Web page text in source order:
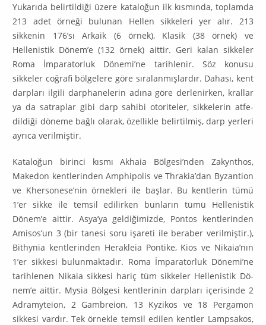
Yukarıda belirtildiği üzere kataloğun ilk kısmında, toplamda
213 adet ör­ne­ği bulunan Hellen sikkeleri yer alır. 213
sikkenin 176’sı Arkaik (6 örnek), Klasik (38 örnek) ve
Hellenistik Dönem’e (132 örnek) aittir. Geri kalan sikkeler
Roma İmparatorluk Dönemi’ne tarihlenir. Söz konusu
sikkeler coğrafi bölge­lere göre sıralanmışlardır. Dahası, kent
darpları ilgili darphanelerin adına gö­re derlenirken, krallar
ya da satraplar gibi darp sahibi otoriteler, sikkelerin at­fe­
dildiği döneme bağlı olarak, özellikle belirtilmiş, darp yerleri
ayrıca veril­miştir.
Kataloğun birinci kısmı Akhaia Bölgesi’nden Zakynthos,
Makedon kentle­rinden Amphipolis ve Thrakia’dan Byzantion
ve Khersonese’nin örnekleri ile başlar. Bu kentlerin tümü
1’er sikke ile temsil edilirken bunların tümü Hel­lenistik
Dönem’e aittir. Asya’ya geldiğimizde, Pontos kentlerinden
Amisos’un 3 (bir tanesi soru işareti ile beraber verilmiştir.),
Bithynia kentlerinden Herak­leia Pontike, Kios ve Nikaia’nın
1’er sikkesi bulunmaktadır. Roma İmparator­luk Dönemi’ne
tarihlenen Nikaia sikkesi hariç tüm sikkeler Hellenistik Dö­
nem’e aittir. Mysia Bölgesi kentlerinin darpları içerisinde 2
Adramyteion, 2 Gambreion, 13 Kyzikos ve 18 Pergamon
sikkesi vardır. Tek örnekle temsil edi­len kentler Lampsakos,